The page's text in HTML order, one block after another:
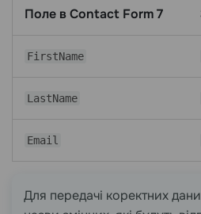
Поле в Contact Form 7
FirstName
LastName
Email
Для передачі коректних